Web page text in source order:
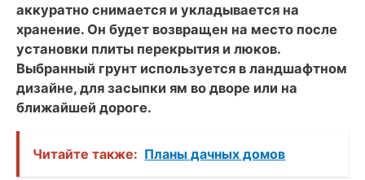
аккуратно снимается и укладывается на
хранение. Он будет возвращен на место после
установки плиты перекрытия и люков.
Выбранный грунт используется в ландшафтном
дизайне, для засыпки ям во дворе или на
ближайшей дороге.
Читайте также: Планы дачных домов